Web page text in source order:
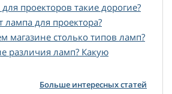
проекторов такие дорогие?
лампа для проектора?
магазине столько типов ламп?
различия ламп? Какую
Больше интересных статей